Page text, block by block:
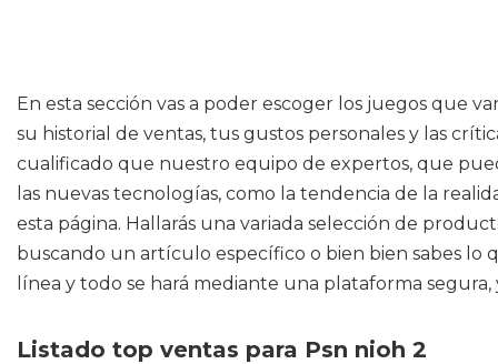
En esta sección vas a poder escoger los juegos que
su historial de ventas, tus gustos personales y las
cualificado que nuestro equipo de expertos, que
las nuevas tecnologías, como la tendencia de la
esta página. Hallarás una variada selección de
buscando un artículo específico o bien bien sabes lo
línea y todo se hará mediante una plataforma
Listado top ventas para Psn nioh 2